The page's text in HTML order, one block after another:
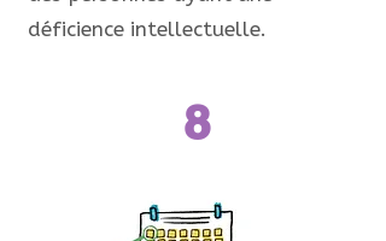
déficience intellectuelle.
8